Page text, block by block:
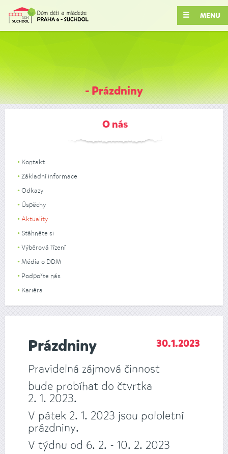
MENU
- Prázdniny
O nás
Kontakt
Základní informace
Odkazy
Úspěchy
Aktuality
Stáhněte si
Výběrová řízení
Média o DDM
Podpořte nás
Kariéra
30.1.2023
Prázdniny
Pravidelná zájmová činnost
bude probíhat do čtvrtka
2. 1. 2023.
V pátek 2. 1. 2023 jsou pololetní
prázdniny.
V týdnu od 6. 2. - 10. 2. 2023